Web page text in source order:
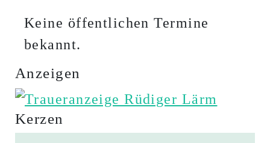
Keine öffentlichen Termine
bekannt.
Anzeigen
Kerzen